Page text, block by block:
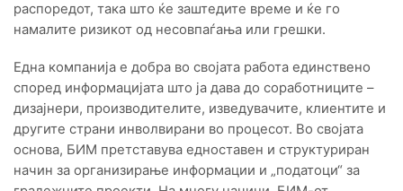
распоредот, така што ќе заштедите време и ќе го
намалите ризикот од несовпаѓања или грешки.
Една компанија е добра во својата работа единствено
според информацијата што ја дава до соработниците –
дизајнери, производителите, изведувачите, клиентите и
другите страни инволвирани во процесот. Во својата
основа, БИМ претставува едноставен и структуриран
начин за организирање информации и „податоци“ за